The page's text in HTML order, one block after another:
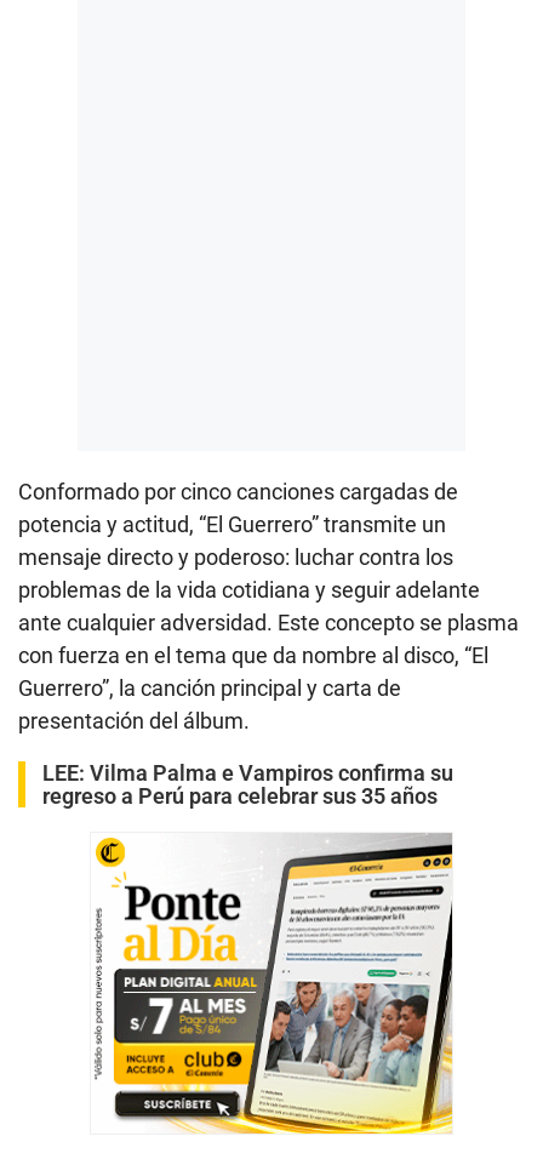
Conformado por cinco canciones cargadas de
potencia y actitud, “El Guerrero” transmite un
mensaje directo y poderoso: luchar contra los
problemas de la vida cotidiana y seguir adelante
ante cualquier adversidad. Este concepto se plasma
con fuerza en el tema que da nombre al disco, “El
Guerrero”, la canción principal y carta de
presentación del álbum.
LEE: Vilma Palma e Vampiros confirma su
regreso a Perú para celebrar sus 35 años